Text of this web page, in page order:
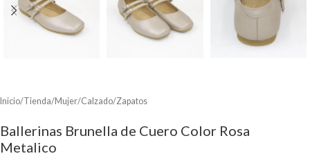
Inicio/Tienda/Mujer/Calzado/Zapatos
Ballerinas Brunella de Cuero Color Rosa
Metalico